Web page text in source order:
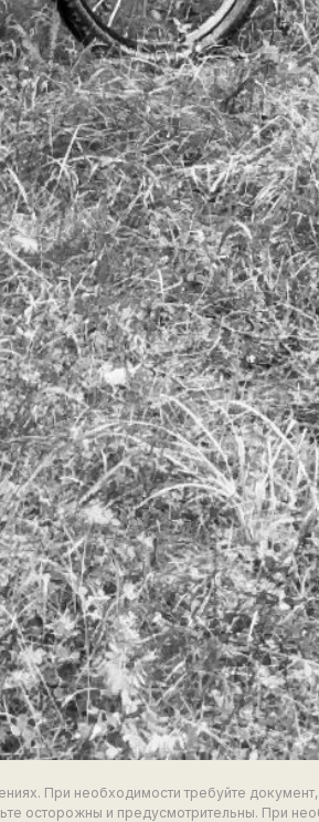
При необходимости требуйте документ,
осторожны и предусмотрительны. При